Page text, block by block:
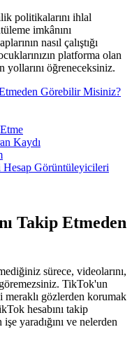
politikalarını ihlal
imkânını
nasıl çalıştığı
platforma olan
yollarını öğreneceksiniz.
Görebilir Misiniz?
Kaydı
Görüntüleyicileri
Takip Etmeden
sürece, videolarını,
TikTok'un
meraklı gözlerden korumak
hesabını takip
yaradığını ve nelerden